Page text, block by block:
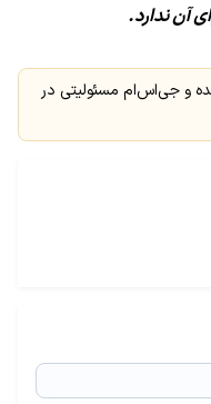
آن ندارد.
و جی‌اس‌ام مسئولیتی در